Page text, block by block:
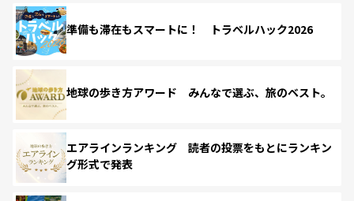
準備も滞在もスマートに！ トラベルハック2026
地球の歩き方アワード みんなで選ぶ、旅のベスト。
エアラインランキング 読者の投票をもとにランキン
グ形式で発表